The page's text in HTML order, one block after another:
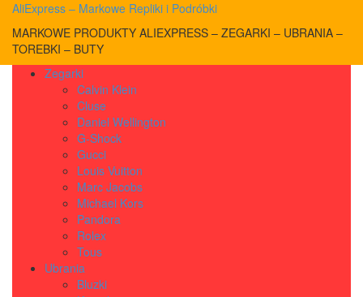
AliExpress – Markowe Repliki i Podróbki
MARKOWE PRODUKTY ALIEXPRESS – ZEGARKI – UBRANIA –
TOREBKI – BUTY
Zegarki
Calvin Klein
Cluse
Daniel Wellington
G-Shock
Gucci
Louis Vuitton
Marc Jacobs
Michael Kors
Pandora
Rolex
Tous
Ubrania
Bluzki